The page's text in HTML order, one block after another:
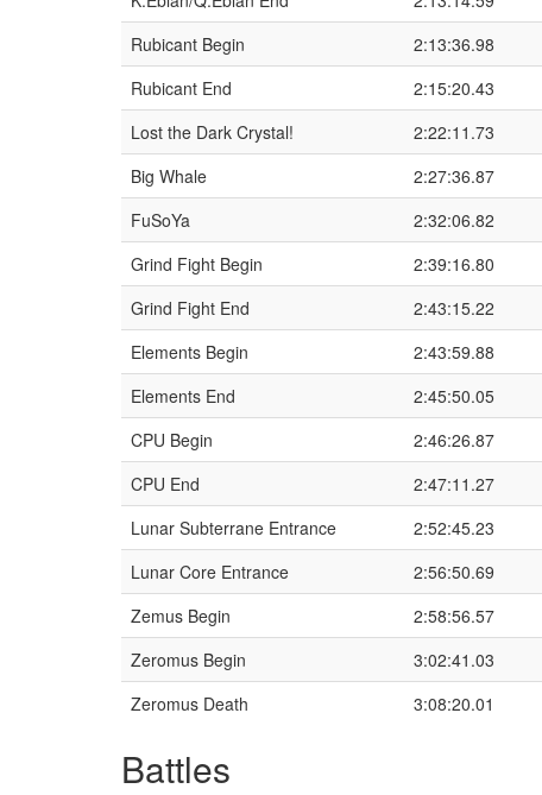
Rubicant Begin
2:13:36.98
Rubicant End
2:15:20.43
Lost the Dark Crystal!
2:22:11.73
Big Whale
2:27:36.87
FuSoYa
2:32:06.82
Grind Fight Begin
2:39:16.80
Grind Fight End
2:43:15.22
Elements Begin
2:43:59.88
Elements End
2:45:50.05
CPU Begin
2:46:26.87
CPU End
2:47:11.27
Lunar Subterrane Entrance
2:52:45.23
Lunar Core Entrance
2:56:50.69
Zemus Begin
2:58:56.57
Zeromus Begin
3:02:41.03
Zeromus Death
3:08:20.01
Battles